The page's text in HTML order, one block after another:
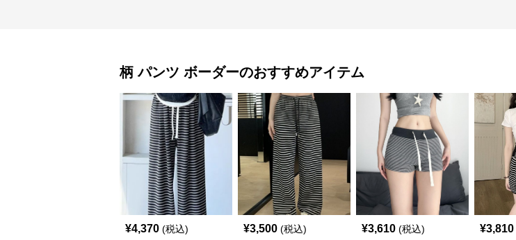
柄 パンツ ボーダーのおすすめアイテム
¥4,370 (税込) ¥3,500 (税込) ¥3,610 (税込) ¥3,810